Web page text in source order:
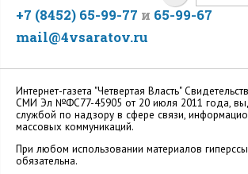
+7 (8452) 65-99-77 и 65-99-67
mail@4vsaratov.ru
Интернет-газета "Четвертая Власть"
СМИ Эл №ФС77-45905 от 20 июля 2011 года,
службой по надзору в сфере связи,
массовых коммуникаций.
При любом использовании материалов
обязательна.